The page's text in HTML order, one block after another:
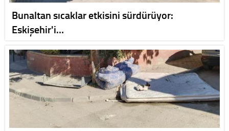
Bunaltan sıcaklar etkisini sürdürüyor:
Eskişehir'i…